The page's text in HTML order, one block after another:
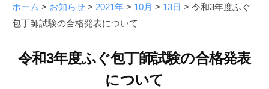
県
ふ
協
ホーム > お知らせ > 2021年 > 10月 > 13日 > 令和3年度ふぐ
包丁師試験の合格発表について
令和3年度ふぐ包丁師試験の合格発表
について